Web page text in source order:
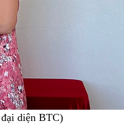
diện BTC)